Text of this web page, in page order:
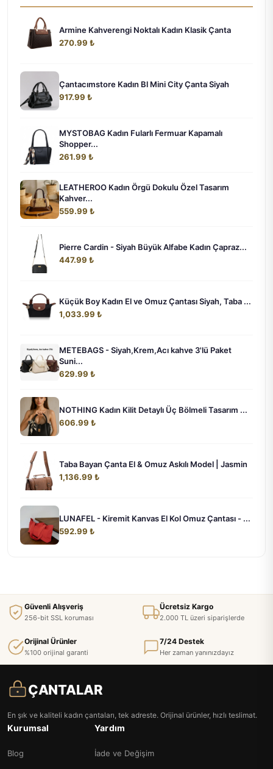
Armine Kahverengi Noktalı Kadın Klasik Çanta
270.99 ₺
Çantacımstore Kadın Bl Mini City Çanta Siyah
917.99 ₺
MYSTOBAG Kadın Fularlı Fermuar Kapamalı
Shopper...
261.99 ₺
LEATHEROO Kadın Örgü Dokulu Özel Tasarım
Kahver...
559.99 ₺
Pierre Cardin - Siyah Büyük Alfabe Kadın Çapraz...
447.99 ₺
Küçük Boy Kadın El ve Omuz Çantası Siyah, Taba ...
1,033.99 ₺
METEBAGS - Siyah,Krem,Acı kahve 3'lü Paket
Suni...
629.99 ₺
NOTHING Kadın Kilit Detaylı Üç Bölmeli Tasarım ...
606.99 ₺
Taba Bayan Çanta El & Omuz Askılı Model | Jasmin
1,136.99 ₺
LUNAFEL - Kiremit Kanvas El Kol Omuz Çantası - ...
592.99 ₺
Güvenli Alışveriş
256-bit SSL koruması
Ücretsiz Kargo
2.000 TL üzeri siparişlerde
Orijinal Ürünler
%100 orijinal garanti
7/24 Destek
Her zaman yanınızdayız
ÇANTALAR
En şık ve kaliteli kadın çantaları, tek adreste. Orijinal ürünler, hızlı teslimat.
Kurumsal
Blog
Yardım
İade ve Değişim